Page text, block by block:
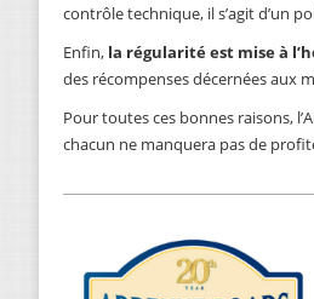
contrôle technique, il s’agit d’un
Enfin, la régularité est mise à
des récompenses décernées aux
Pour toutes ces bonnes raisons,
chacun ne manquera pas de